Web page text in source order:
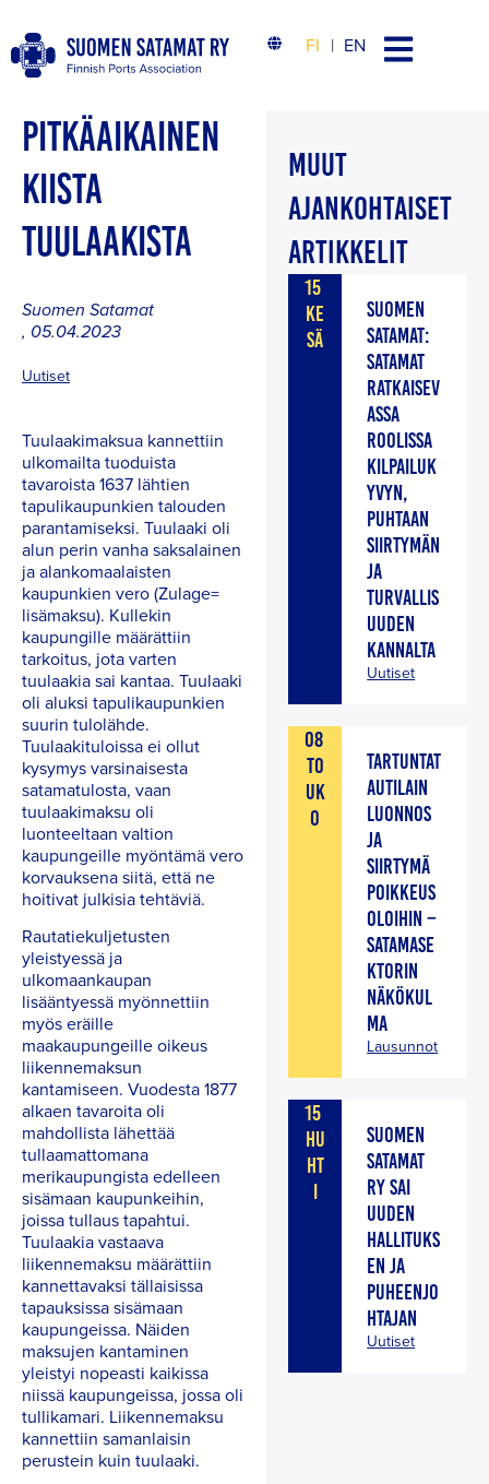
FI EN
PITKÄAIKAINEN
KIISTA
TUULAAKISTA
Suomen Satamat
, 05.04.2023
Uutiset
Tuulaakimaksua kannettiin
ulkomailta tuoduista
tavaroista 1637 lähtien
tapulikaupunkien talouden
parantamiseksi. Tuulaaki oli
alun perin vanha saksalainen
ja alankomaalaisten
kaupunkien vero (Zulage=
lisämaksu). Kullekin
kaupungille määrättiin
tarkoitus, jota varten
tuulaakia sai kantaa. Tuulaaki
oli aluksi tapulikaupunkien
suurin tulolähde.
Tuulaakituloissa ei ollut
kysymys varsinaisesta
satamatulosta, vaan
tuulaakimaksu oli
luonteeltaan valtion
kaupungeille myöntämä vero
korvauksena siitä, että ne
hoitivat julkisia tehtäviä.
Rautatiekuljetusten
yleistyessä ja
ulkomaankaupan
lisääntyessä myönnettiin
myös eräille
maakaupungeille oikeus
liikennemaksun
kantamiseen. Vuodesta 1877
alkaen tavaroita oli
mahdollista lähettää
tullaamattomana
merikaupungista edelleen
sisämaan kaupunkeihin,
joissa tullaus tapahtui.
Tuulaakia vastaava
liikennemaksu määrättiin
kannettavaksi tällaisissa
tapauksissa sisämaan
kaupungeissa. Näiden
maksujen kantaminen
yleistyi nopeasti kaikissa
niissä kaupungeissa, jossa oli
tullikamari. Liikennemaksu
kannettiin samanlaisin
perustein kuin tuulaaki.
MUUT
AJANKOHTAISET
ARTIKKELIT
15
KE
SÄ
SUOMEN
SATAMAT:
SATAMAT
RATKAISEV
ASSA
ROOLISSA
KILPAILUK
YVYN,
PUHTAAN
SIIRTYMÄN
JA
TURVALLIS
UUDEN
KANNALTA
Uutiset
08
TO
UK
O
TARTUNTAT
AUTILAIN
LUONNOS
JA
SIIRTYMÄ
POIKKEUS
OLOIHIN –
SATAMASE
KTORIN
NÄKÖKUL
MA
Lausunnot
15
HU
HT
I
SUOMEN
SATAMAT
RY SAI
UUDEN
HALLITUKS
EN JA
PUHEENJO
HTAJAN
Uutiset